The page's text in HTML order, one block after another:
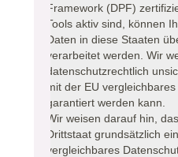
Framework (DPF)
Tools aktiv sind, können
Daten in diese Staaten
verarbeitet werden. Wir
datenschutzrechtlich
mit der EU
garantiert werden kann.
Wir weisen darauf hin,
Drittstaat grundsätzlich
vergleichbares